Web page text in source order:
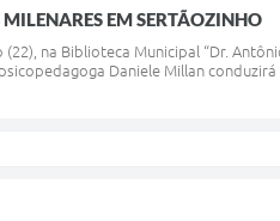
EM SERTÃOZINHO
na Biblioteca Municipal “Dr.
Daniele Millan conduzirá